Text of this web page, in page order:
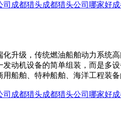
司 成都猎头成都猎头公司哪家好
升级，传统燃油船舶动力系统
动机设备的简单组装，而是多
船舶、特种船舶、海洋工程装
司 成都猎头成都猎头公司哪家好